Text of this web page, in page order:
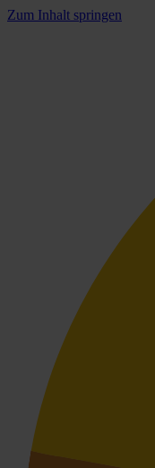
Zum Inhalt springen